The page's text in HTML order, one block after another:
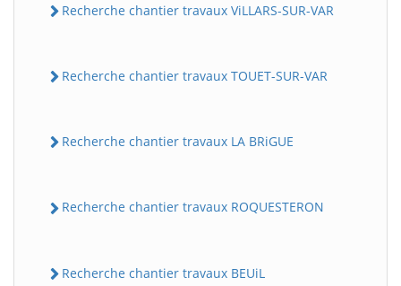
Recherche chantier travaux ViLLARS-SUR-VAR
Recherche chantier travaux TOUET-SUR-VAR
Recherche chantier travaux LA BRiGUE
Recherche chantier travaux ROQUESTERON
Recherche chantier travaux BEUiL